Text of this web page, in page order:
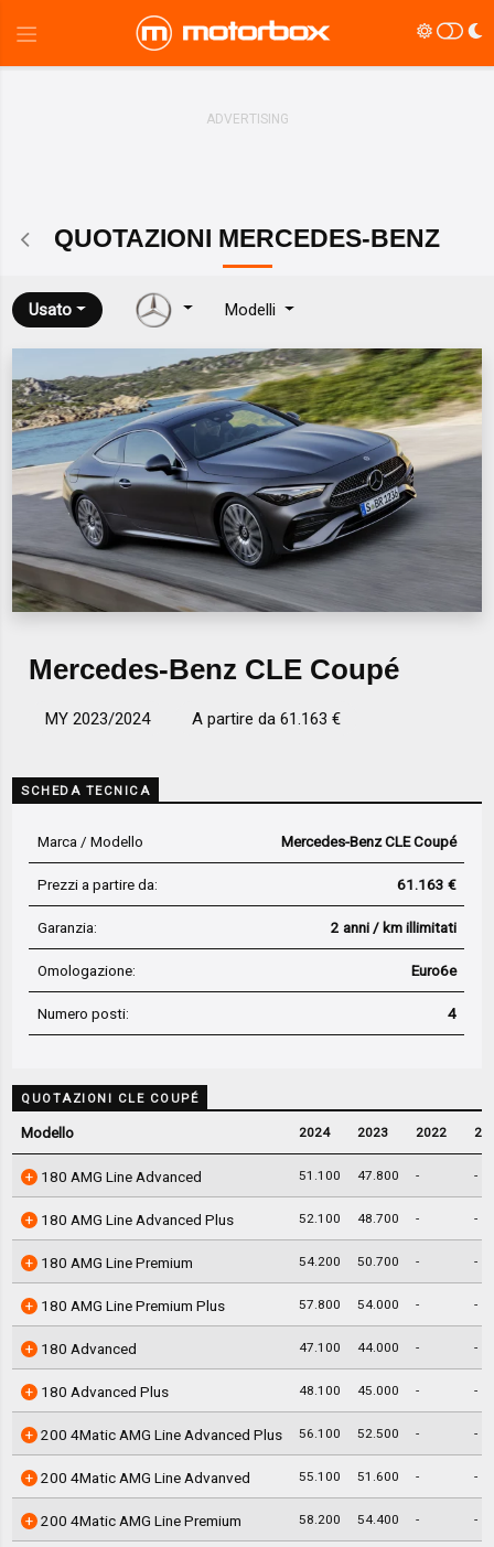
QUOTAZIONI MERCEDES-BENZ
Usato Modelli
Mercedes-Benz CLE Coupé
MY 2023/2024 A partire da 61.163 €
SCHEDA TECNICA
Marca / Modello Mercedes-Benz CLE Coupé
Prezzi a partire da: 61.163 €
Garanzia: 2 anni / km illimitati
Omologazione: Euro6e
Numero posti: 4
QUOTAZIONI CLE COUPÉ
Modello 2024 2023 2022
180 AMG Line Advanced 51.100 47.800 - -
180 AMG Line Advanced Plus 52.100 48.700 - -
180 AMG Line Premium 54.200 50.700 - -
180 AMG Line Premium Plus 57.800 54.000 - -
180 Advanced 47.100 44.000 - -
180 Advanced Plus 48.100 45.000 - -
200 4Matic AMG Line Advanced Plus 56.100 52.500 - -
200 4Matic AMG Line Advanved 55.100 51.600 - -
200 4Matic AMG Line Premium 58.200 54.400 - -